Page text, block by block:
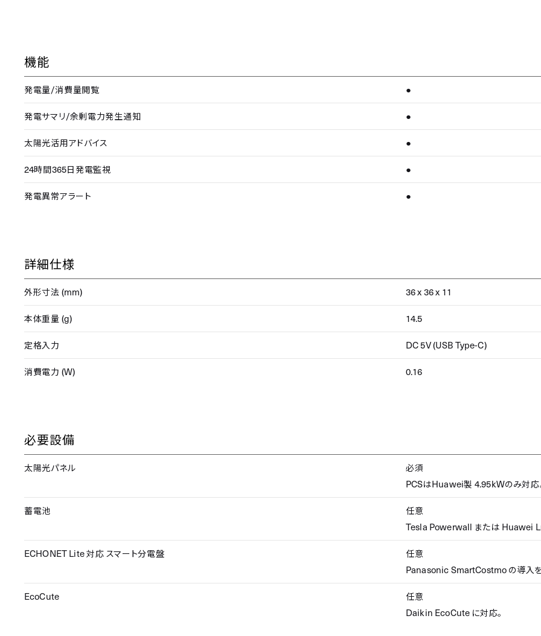
機能
発電量/消費量閲覧 ●
発電サマリ/余剰電力発生通知 ●
太陽光活用アドバイス
●
24時間365日発電監視 ●
発電異常アラート ●
詳細仕様
外形寸法 (mm) 36 x 36 x 11
本体重量 (g) 14.5
定格入力 DC 5V (USB Type-C)
消費電力 (W) 0.16
必要設備
太陽光パネル 必須
PCSはHuawei製 4.95kWのみ対応
蓄電池 任意
Tesla Powerwall または Huawei
ECHONET Lite対応 スマート分電盤 任意
Panasonic SmartCostmo の導入
EcoCute 任意
Daikin EcoCute に対応。